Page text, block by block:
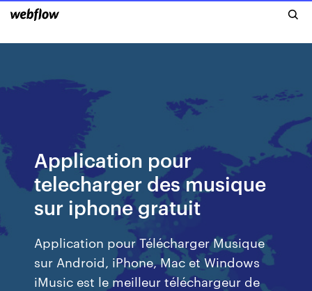
Application pour
telecharger des musique
sur iphone gratuit
Application pour Télécharger Musique
sur Android, iPhone, Mac et Windows
iMusic est le meilleur téléchargeur de